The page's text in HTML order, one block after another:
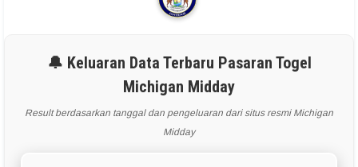
🔔 Keluaran Data Terbaru Pasaran Togel
Michigan Midday
Result berdasarkan tanggal dan pengeluaran dari situs resmi Michigan
Midday